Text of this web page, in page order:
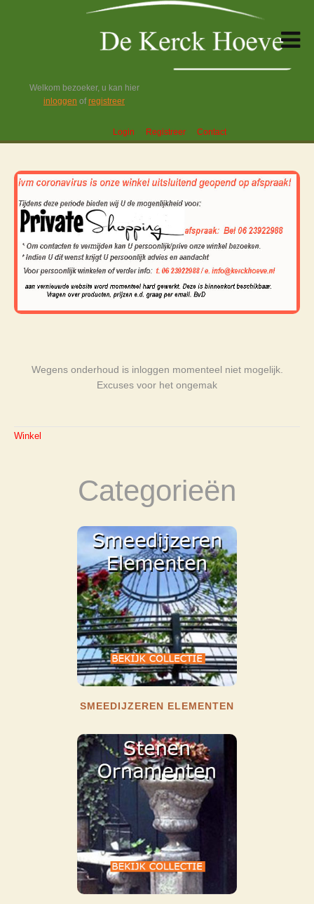
Welkom bezoeker, u kan hier
inloggen ofregistreer
Login Registreer Contact
Wegens onderhoud is inloggen momenteel niet mogelijk.
Excuses voor het ongemak
Winkel
Categorieën
SMEEDIJZEREN ELEMENTEN